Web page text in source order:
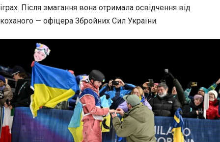
іграх. Після змагання вона отримала освідчення від
коханого — офіцера Збройних Сил України.